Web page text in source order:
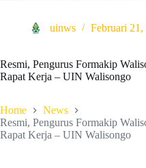
uinws Februari 21,
Resmi, Pengurus Formakip
Rapat Kerja – UIN Walisongo
Home
News
Resmi, Pengurus Formakip
Rapat Kerja – UIN Walisongo